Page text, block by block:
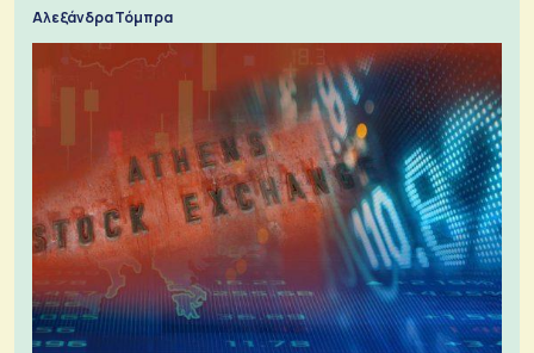
Αλεξάνδρα Τόμπρα